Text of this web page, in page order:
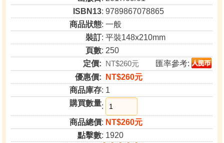
ISBN13: 9789867078865
商品狀態: 一般
裝訂: 平裝148x210mm
頁數: 250
定價: NT$260元
匯率參考:
優惠價:
NT$260元
商品庫存: 1
購買數量:
商品總價: NT$260元
點擊數: 1920